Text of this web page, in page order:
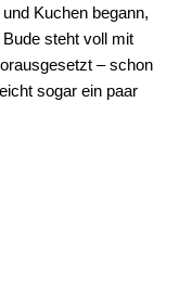
Kuchen begann,
steht voll mit
– schon
sogar ein paar